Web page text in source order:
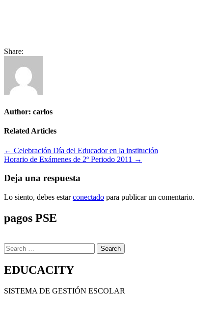
Share:
Author: carlos
Related Articles
Navegación
de
entradas
← Celebración Día del Educador en la institución
Horario de Exámenes de 2º Periodo 2011 →
Deja una respuesta
Lo siento, debes estarconectado para publicar un comentario.
pagos PSE
Search
for:
EDUCACITY
SISTEMA DE GESTIÓN ESCOLAR